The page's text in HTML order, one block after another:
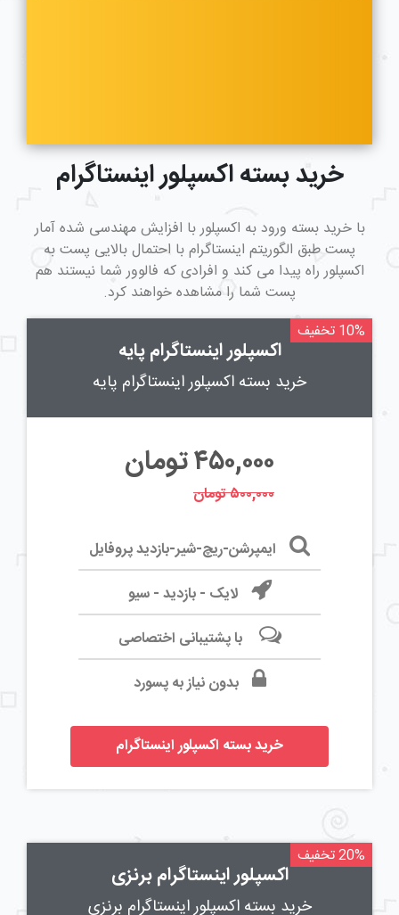
خرید بسته اکسپلور اینستاگرام
با خرید بسته ورود به اکسپلور با افزایش مهندسی شده آمار
پست طبق الگوریتم اینستاگرام با احتمال بالایی پست به
اکسپلور راه پیدا می کند و افرادی که فالوور شما نیستند هم
پست شما را مشاهده خواهند کرد.
10% تخفیف
اکسپلور اینستاگرام پایه
خرید بسته اکسپلور اینستاگرام پایه
۴۵۰,۰۰۰تومان
۵۰۰,۰۰۰ تومان
ایمپرشن-ریچ-شیر-بازدید پروفایل
لایک - بازدید - سیو
با پشتیبانی اختصاصی
بدون نیاز به پسورد
خرید بسته اکسپلور اینستاگرام
20% تخفیف
اکسپلور اینستاگرام برنزی
خرید بسته اکسپلور اینستاگرام برنزی